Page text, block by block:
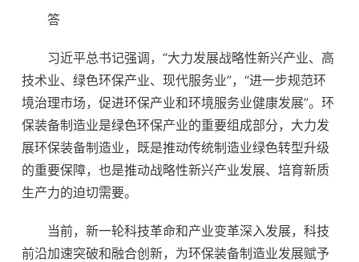
答
习近平总书记强调，“大力发展战略性新兴产业、高
技术业、绿色环保产业、现代服务业”，“进一步规范环
境治理市场，促进环保产业和环境服务业健康发展”。环
保装备制造业是绿色环保产业的重要组成部分，大力发
展环保装备制造业，既是推动传统制造业绿色转型升级
的重要保障，也是推动战略性新兴产业发展、培育新质
生产力的迫切需要。
当前，新一轮科技革命和产业变革深入发展，科技
前沿加速突破和融合创新，为环保装备制造业发展赋予